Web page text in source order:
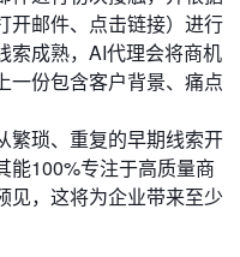
开邮件、点击链接）进行
索成熟，AI代理会将商机
一份包含客户背景、痛点
繁琐、重复的早期线索开
能100%专注于高质量商
见，这将为企业带来至少